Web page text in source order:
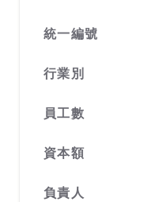
統一編號
行業別
員工數
資本額
負責人